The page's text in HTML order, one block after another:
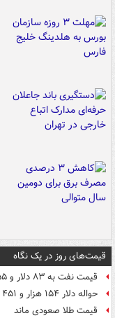
قیمت‌های روز در یک نگاه
قیمت نفت به ۸۳ دلار و ۵۵ سنت در هر بشکه رسید
حواله دلار ۱۵۴ هزار و ۴۵۱ تومان شد
قیمت طلا صعودی ماند